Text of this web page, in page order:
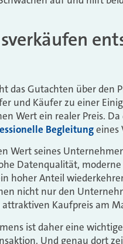
das Gutachten über den
und Käufer zu einer
Wert ein realer Preis.
Begleitungeines
Wert seines
Datenqualität, moderne
hoher Anteil
nicht nur den
Kaufpreis am
ist daher eine
Und genau dort